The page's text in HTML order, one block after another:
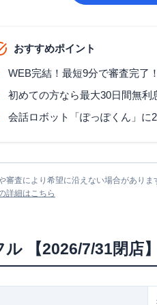
おすすめポイント
WEB完結！最短9分で審査完了
初めての方なら最大30日間無利
会話ロボット「ぽっぽくん」に
審査により希望に沿えない場合がありま
詳細はこちら
ル 【2026/7/31閉店